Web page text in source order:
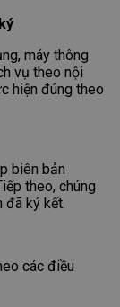
máy thông
vụ theo nội
hiện đúng theo
biên bản
theo, chúng
ký kết.
các điều